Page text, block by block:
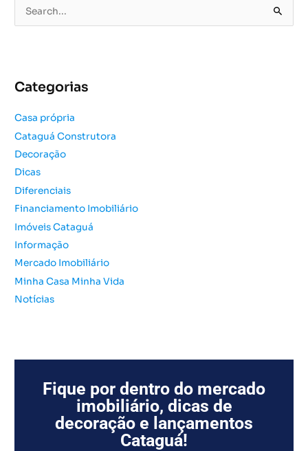
e
i
a
r
p
o
r
:
Categorias
Casa própria
Cataguá Construtora
Decoração
Dicas
Diferenciais
Financiamento Imobiliário
Imóveis Cataguá
Informação
Mercado Imobiliário
Minha Casa Minha Vida
Notícias
Fique por dentro do mercado
imobiliário, dicas de
decoração e lançamentos
Cataguá!